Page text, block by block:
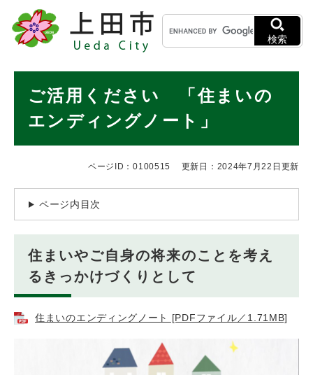
メニューを飛ばして本文へ
キ
ー
ワ
検索
ご活用ください 「住まいの
エンディングノート」
ページID：0100515 更新日：2024年7月22日更新
ページ内目次
住まいやご自身の将来のことを考え
るきっかけづくりとして
住まいのエンディングノート [PDFファイル／1.71MB]